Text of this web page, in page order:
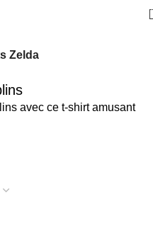
Zelda
avec ce t-shirt amusant